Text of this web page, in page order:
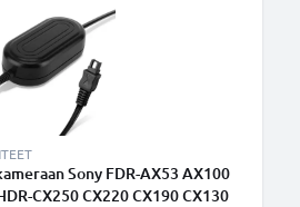
Sony FDR-AX53 AX100
CX250 CX220 CX190 CX130